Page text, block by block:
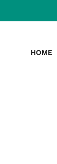
HOME